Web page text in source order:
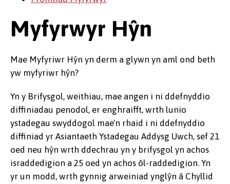
Myfyrwyr Hŷn
Mae Myfyriwr Hŷn yn derm a glywn yn aml ond beth
yw myfyriwr hŷn?
Yn y Brifysgol, weithiau, mae angen i ni ddefnyddio
diffiniadau penodol, er enghraifft, wrth lunio
ystadegau swyddogol mae'n rhaid i ni ddefnyddio
diffiniad yr Asiantaeth Ystadegau Addysg Uwch, sef 21
oed neu hŷn wrth ddechrau yn y brifysgol yn achos
israddedigion a 25 oed yn achos ôl-raddedigion. Yn
yr un modd, wrth gynnig arweiniad ynglŷn â Chyllid